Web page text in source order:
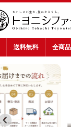
送料無料 全商品